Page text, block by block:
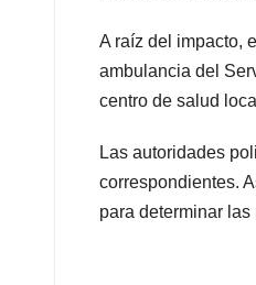
A raíz del impacto,
ambulancia del
centro de salud
Las autoridades
correspondientes.
para determinar